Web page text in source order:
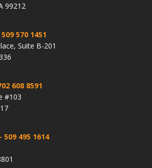
99212
570 1451
Suite B-201
608 8591
#103
- 509 495 1614